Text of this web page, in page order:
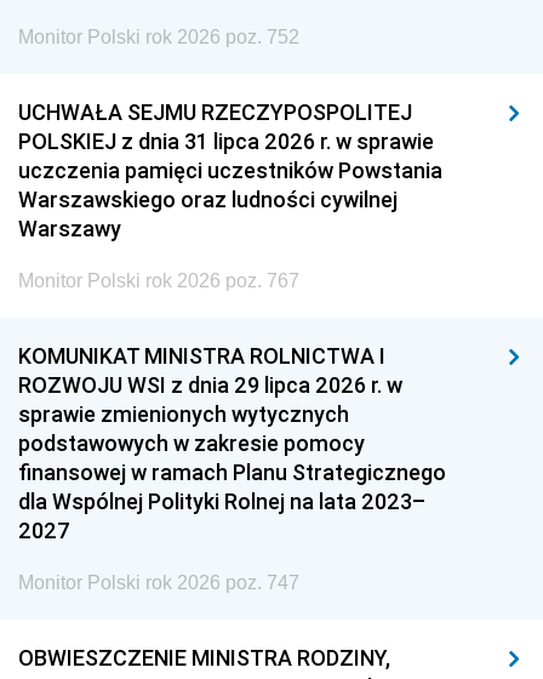
Monitor Polski rok 2026 poz. 752
UCHWAŁA SEJMU RZECZYPOSPOLITEJ
POLSKIEJ z dnia 31 lipca 2026 r. w sprawie
uczczenia pamięci uczestników Powstania
Warszawskiego oraz ludności cywilnej
Warszawy
Monitor Polski rok 2026 poz. 767
KOMUNIKAT MINISTRA ROLNICTWA I
ROZWOJU WSI z dnia 29 lipca 2026 r. w
sprawie zmienionych wytycznych
podstawowych w zakresie pomocy
finansowej w ramach Planu Strategicznego
dla Wspólnej Polityki Rolnej na lata 2023–
2027
Monitor Polski rok 2026 poz. 747
OBWIESZCZENIE MINISTRA RODZINY,